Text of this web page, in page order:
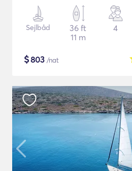
Sejlbåd
36 ft
11 m
4
$803 /nat